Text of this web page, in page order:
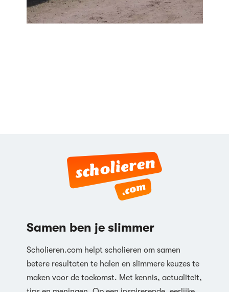
Samen ben je slimmer
Scholieren.com helpt scholieren om samen
betere resultaten te halen en slimmere keuzes te
maken voor de toekomst. Met kennis, actualiteit,